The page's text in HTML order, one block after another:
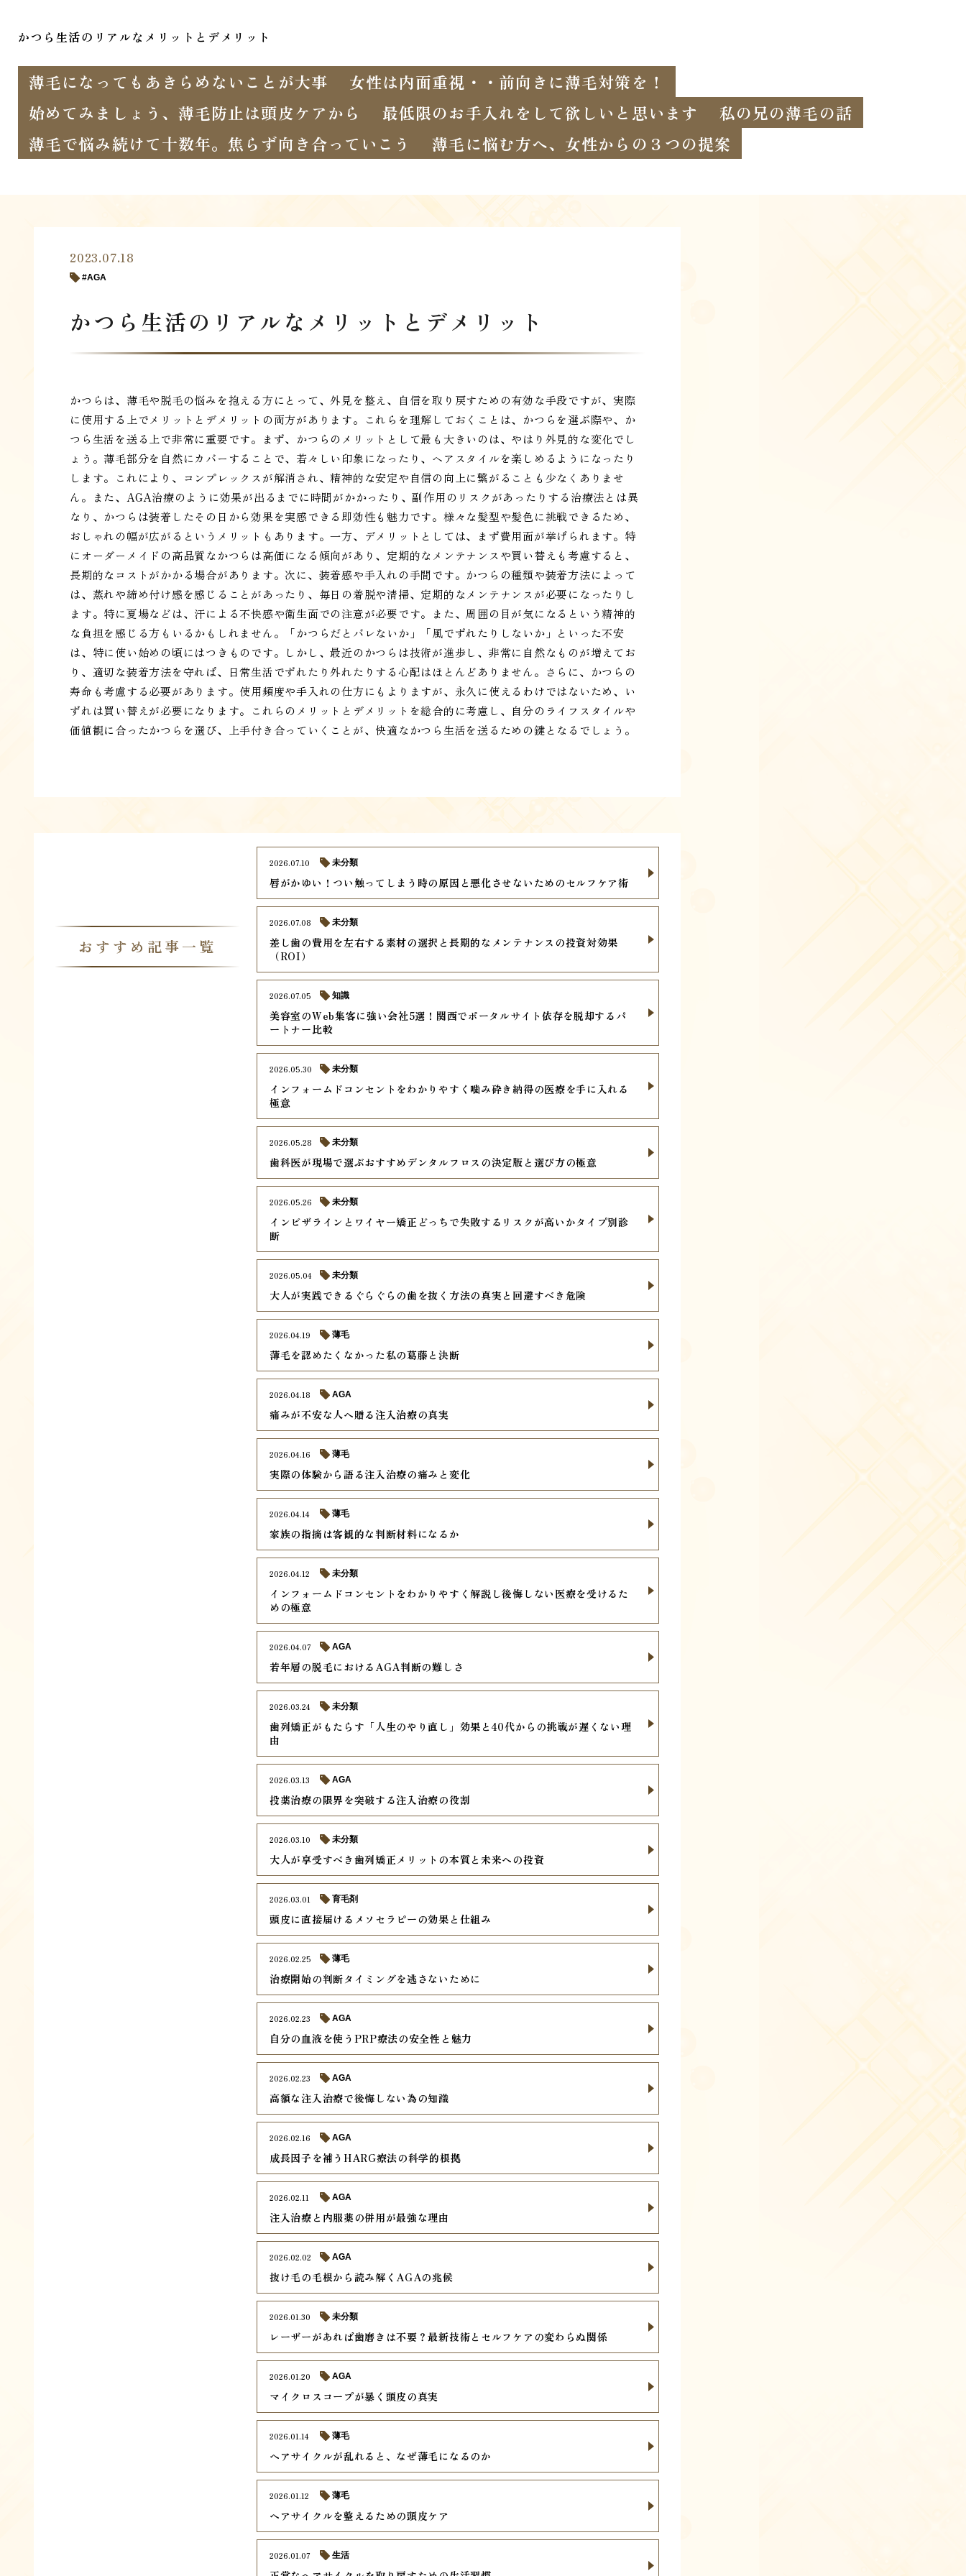
かつら生活のリアルなメリットとデメリット
薄毛になってもあきらめないことが大事
女性は内面重視・・前向きに薄毛対策を！
始めてみましょう、薄毛防止は頭皮ケアから
最低限のお手入れをして欲しいと思います
私の兄の薄毛の話
薄毛で悩み続けて十数年。焦らず向き合っていこう
薄毛に悩む方へ、女性からの３つの提案
2023.07.18
AGA
かつら生活のリアルなメリットとデメリット
かつらは、薄毛や脱毛の悩みを抱える方にとって、外見を整え、自信を取り戻すための有効な手段ですが、実際
に使用する上でメリットとデメリットの両方があります。これらを理解しておくことは、かつらを選ぶ際や、か
つら生活を送る上で非常に重要です。まず、かつらのメリットとして最も大きいのは、やはり外見的な変化でし
ょう。薄毛部分を自然にカバーすることで、若々しい印象になったり、ヘアスタイルを楽しめるようになったり
します。これにより、コンプレックスが解消され、精神的な安定や自信の向上に繋がることも少なくありませ
ん。また、AGA治療のように効果が出るまでに時間がかかったり、副作用のリスクがあったりする治療法とは異
なり、かつらは装着したその日から効果を実感できる即効性も魅力です。様々な髪型や髪色に挑戦できるため、
おしゃれの幅が広がるというメリットもあります。一方、デメリットとしては、まず費用面が挙げられます。特
にオーダーメイドの高品質なかつらは高価になる傾向があり、定期的なメンテナンスや買い替えも考慮すると、
長期的なコストがかかる場合があります。次に、装着感や手入れの手間です。かつらの種類や装着方法によって
は、蒸れや締め付け感を感じることがあったり、毎日の着脱や清掃、定期的なメンテナンスが必要になったりし
ます。特に夏場などは、汗による不快感や衛生面での注意が必要です。また、周囲の目が気になるという精神的
な負担を感じる方もいるかもしれません。「かつらだとバレないか」「風でずれたりしないか」といった不安
は、特に使い始めの頃にはつきものです。しかし、最近のかつらは技術が進歩し、非常に自然なものが増えてお
り、適切な装着方法を守れば、日常生活でずれたり外れたりする心配はほとんどありません。さらに、かつらの
寿命も考慮する必要があります。使用頻度や手入れの仕方にもよりますが、永久に使えるわけではないため、い
ずれは買い替えが必要になります。これらのメリットとデメリットを総合的に考慮し、自分のライフスタイルや
価値観に合ったかつらを選び、上手付き合っていくことが、快適なかつら生活を送るための鍵となるでしょう。
おすすめ記事一覧
唇がかゆい！つい触ってしまう時の原因と悪化させないためのセルフケア術
2026.07.10 未分類
差し歯の費用を左右する素材の選択と長期的なメンテナンスの投資対効果
（ROI）
2026.07.08 未分類
美容室のWeb集客に強い会社5選！関西でポータルサイト依存を脱却するパ
ートナー比較
2026.07.05 知識
インフォームドコンセントをわかりやすく噛み砕き納得の医療を手に入れる
極意
2026.05.30 未分類
歯科医が現場で選ぶおすすめデンタルフロスの決定版と選び方の極意
2026.05.28 未分類
インビザラインとワイヤー矯正どっちで失敗するリスクが高いかタイプ別診
断
2026.05.26 未分類
大人が実践できるぐらぐらの歯を抜く方法の真実と回避すべき危険
2026.05.04 未分類
薄毛を認めたくなかった私の葛藤と決断
2026.04.19 薄毛
痛みが不安な人へ贈る注入治療の真実
2026.04.18 AGA
実際の体験から語る注入治療の痛みと変化
2026.04.16 薄毛
家族の指摘は客観的な判断材料になるか
2026.04.14 薄毛
インフォームドコンセントをわかりやすく解説し後悔しない医療を受けるた
めの極意
2026.04.12 未分類
若年層の脱毛におけるAGA判断の難しさ
2026.04.07 AGA
歯列矯正がもたらす「人生のやり直し」効果と40代からの挑戦が遅くない理
由
2026.03.24 未分類
投薬治療の限界を突破する注入治療の役割
2026.03.13 AGA
大人が享受すべき歯列矯正メリットの本質と未来への投資
2026.03.10 未分類
頭皮に直接届けるメソセラピーの効果と仕組み
2026.03.01 育毛剤
治療開始の判断タイミングを逃さないために
2026.02.25 薄毛
自分の血液を使うPRP療法の安全性と魅力
2026.02.23 AGA
高額な注入治療で後悔しない為の知識
2026.02.23 AGA
成長因子を補うHARG療法の科学的根拠
2026.02.16 AGA
注入治療と内服薬の併用が最強な理由
2026.02.11 AGA
抜け毛の毛根から読み解くAGAの兆候
2026.02.02 AGA
レーザーがあれば歯磨きは不要？最新技術とセルフケアの変わらぬ関係
2026.01.30 未分類
マイクロスコープが暴く頭皮の真実
2026.01.20 AGA
ヘアサイクルが乱れると、なぜ薄毛になるのか
2026.01.14 薄毛
ヘアサイクルを整えるための頭皮ケア
2026.01.12 薄毛
2026.01.07 生活